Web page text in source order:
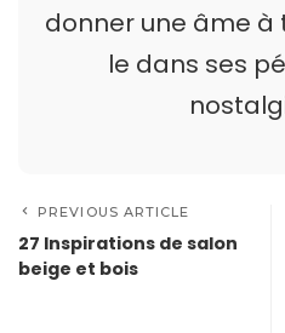
donner une âme à
le dans ses
PREVIOUS ARTICLE
27 Inspirations de salon
beige et bois